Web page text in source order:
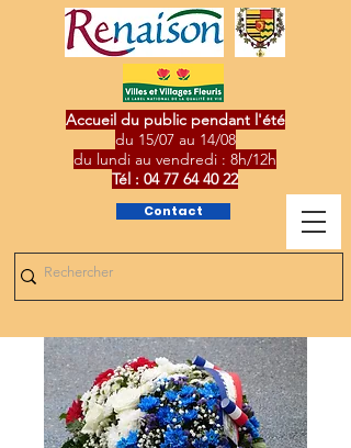
Contact
Accueil du public pendant l'été
du 15/07 au 14/08
du lundi au vendredi : 8h/12h
Tél : 04 77 64 40 22